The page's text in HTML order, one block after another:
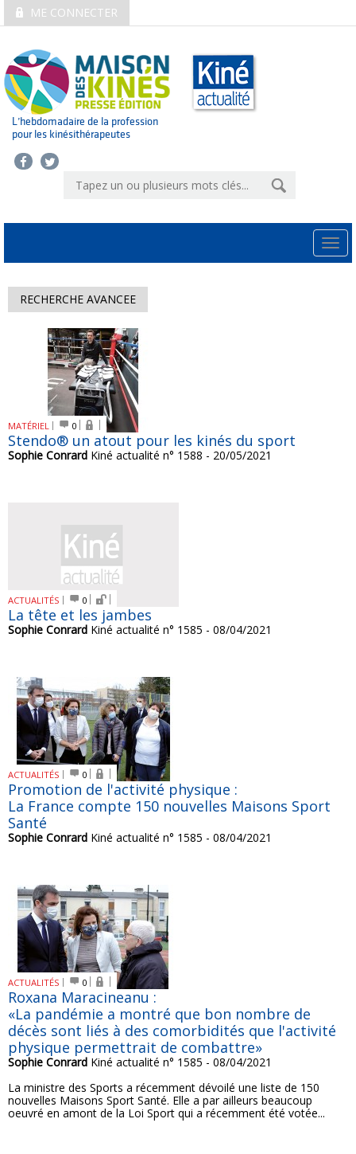
ME CONNECTER
L’hebdomadaire de la profession
pour les kinésithérapeutes
RECHERCHE AVANCEE
MATÉRIEL 0
Stendo® un atout pour les kinés du sport
Sophie Conrard Kiné actualité n° 1588 - 20/05/2021
ACTUALITÉS 0
La tête et les jambes
Sophie Conrard Kiné actualité n° 1585 - 08/04/2021
ACTUALITÉS 0
Promotion de l'activité physique :
La France compte 150 nouvelles Maisons Sport
Santé
Sophie Conrard Kiné actualité n° 1585 - 08/04/2021
ACTUALITÉS 0
Roxana Maracineanu :
«La pandémie a montré que bon nombre de
décès sont liés à des comorbidités que l'activité
physique permettrait de combattre»
Sophie Conrard Kiné actualité n° 1585 - 08/04/2021
La ministre des Sports a récemment dévoilé une liste de 150
nouvelles Maisons Sport Santé. Elle a par ailleurs beaucoup
oeuvré en amont de la Loi Sport qui a récemment été votée...